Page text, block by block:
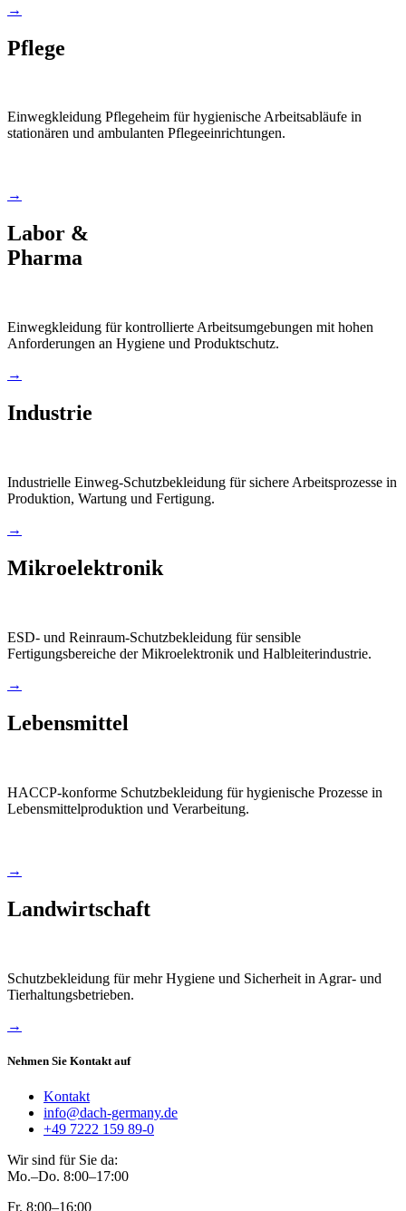
→
Pflege
Einwegkleidung Pflegeheim für hygienische Arbeitsabläufe in
stationären und ambulanten Pflegeeinrichtungen.
→
Labor &
Pharma
Einwegkleidung für kontrollierte Arbeitsumgebungen mit hohen
Anforderungen an Hygiene und Produktschutz.
→
Industrie
Industrielle Einweg-Schutzbekleidung für sichere Arbeitsprozesse in
Produktion, Wartung und Fertigung.
→
Mikroelektronik
ESD- und Reinraum-Schutzbekleidung für sensible
Fertigungsbereiche der Mikroelektronik und Halbleiterindustrie.
→
Lebensmittel
HACCP-konforme Schutzbekleidung für hygienische Prozesse in
Lebensmittelproduktion und Verarbeitung.
→
Landwirtschaft
Schutzbekleidung für mehr Hygiene und Sicherheit in Agrar- und
Tierhaltungsbetrieben.
→
Nehmen Sie Kontakt auf
Kontakt
info@dach-germany.de
+49 7222 159 89-0
Wir sind für Sie da:
Mo.–Do. 8:00–17:00
Fr. 8:00–16:00